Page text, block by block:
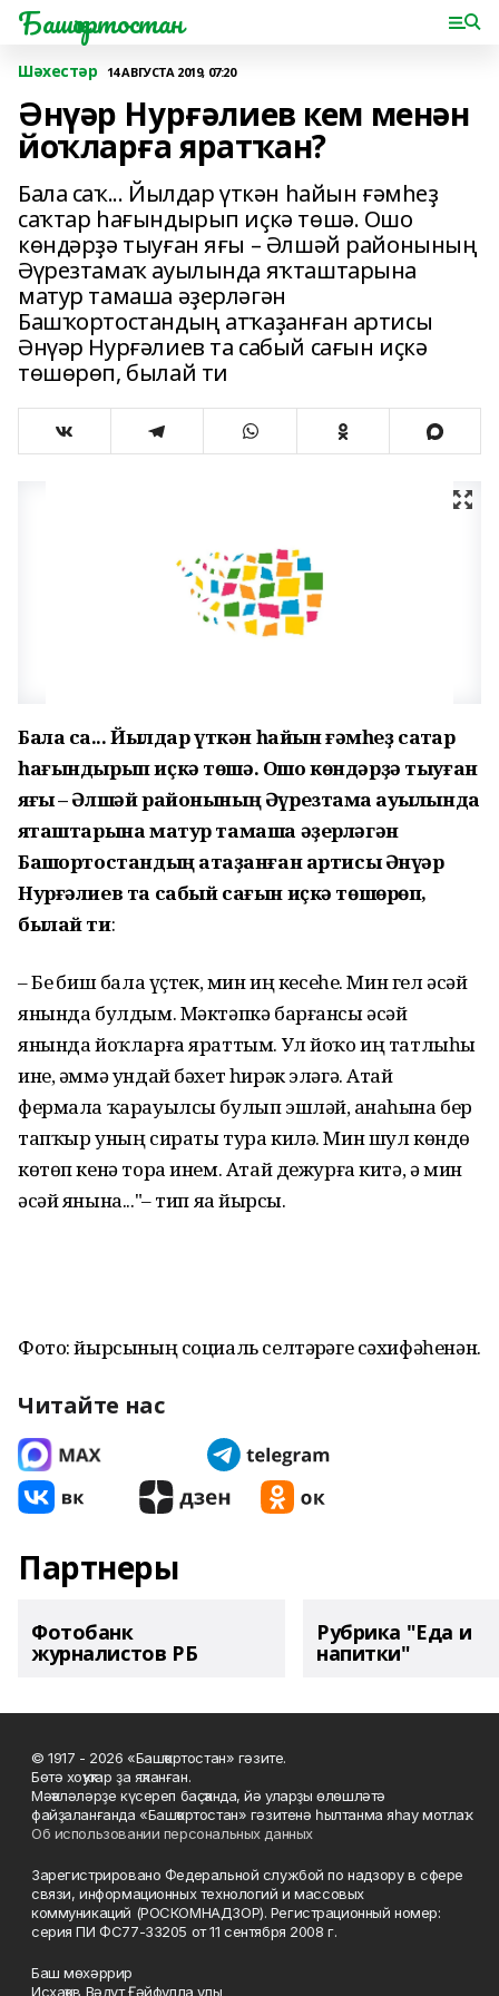
Башҡортостан
Шәхестәр 14 АВГУСТА 2019, 07:20
Әнүәр Нурғәлиев кем менән
йоҡларға яратҡан?
Бала саҡ... Йылдар үткән һайын ғәмһеҙ
саҡтар һағындырып иҫкә төшә. Ошо
көндәрҙә тыуған яғы – Әлшәй районының
Әүрезтамаҡ ауылында яҡташтарына
матур тамаша әҙерләгән
Башҡортостандың атҡаҙанған артисы
Әнүәр Нурғәлиев та сабый сағын иҫкә
төшөрөп, былай ти
Бала саҡ... Йылдар үткән һайын ғәмһеҙ саҡтар
һағындырып иҫкә төшә. Ошо көндәрҙә тыуған
яғы – Әлшәй районының Әүрезтамаҡ ауылында
яҡташтарына матур тамаша әҙерләгән
Башҡортостандың атҡаҙанған артисы Әнүәр
Нурғәлиев та сабый сағын иҫкә төшөрөп,
былай ти:
– Беҙ биш бала үҫтек, мин иң кесеһе. Мин гел әсәй
янында булдым. Мәктәпкә барғансы әсәй
янында йоҡларға яраттым. Ул йоҡо иң татлыһы
ине, әммә ундай бәхет һирәк эләгә. Атай
фермала ҡарауылсы булып эшләй, аҙнаһына бер
тапҡыр уның сираты тура килә. Мин шул көндө
көтөп кенә тора инем. Атай дежурға китә, ә мин
әсәй янына..."– тип яҙа йырсы.
Фото: йырсының социаль селтәрҙәге сәхифәһенән.
Читайте нас
Партнеры
Фотобанк
журналистов РБ
Рубрика "Еда и
напитки"
© 1917 - 2026 «Башҡортостан» гәзите.
Бөтә хоҡуҡтар ҙа яҡланған.
Мәҡәләләрҙе күсереп баҫҡанда, йә уларҙы өлөшләтә
файҙаланғанда «Башҡортостан» гәзитенә һылтанма яһау мотлаҡ.
Об использовании персональных данных
Зарегистрировано Федеральной службой по надзору в сфере
связи, информационных технологий и массовых
коммуникаций (РОСКОМНАДЗОР). Регистрационный номер:
серия ПИ ФС77-33205 от 11 сентября 2008 г.
Баш мөхәррир
Исхаҡов Вәдүт Ғәйфулла улы